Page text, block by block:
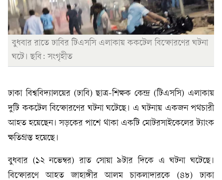
বুধবার রাতে ঢাবির টিএসসি এলাকায় ককটেল বিস্ফোরণের ঘটনা
ঘটে। ছবি: সংগৃহীত
ঢাকা বিশ্ববিদ্যালয়ের (ঢাবি) ছাত্র-শিক্ষক কেন্দ্র (টিএসসি) এলাকায়
দুটি ককটেল বিস্ফোরণের ঘটনা ঘটেছে। এ ঘটনায় একজন পথচারী
আহত হয়েছেন। সড়কের পাশে থাকা একটি মোটরসাইকেলের ট্যাংক
ক্ষতিগ্রস্ত হয়েছে।
বুধবার (১২ নভেম্বর) রাত সোয়া ৯টার দিকে এ ঘটনা ঘটেছে।
বিস্ফোরণে আহত জাহাঙ্গীর আলম চাকলাদারকে (৪৮) ঢাকা